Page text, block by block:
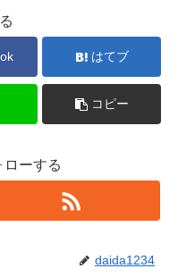
はてブ
コピー
ーする
daida1234